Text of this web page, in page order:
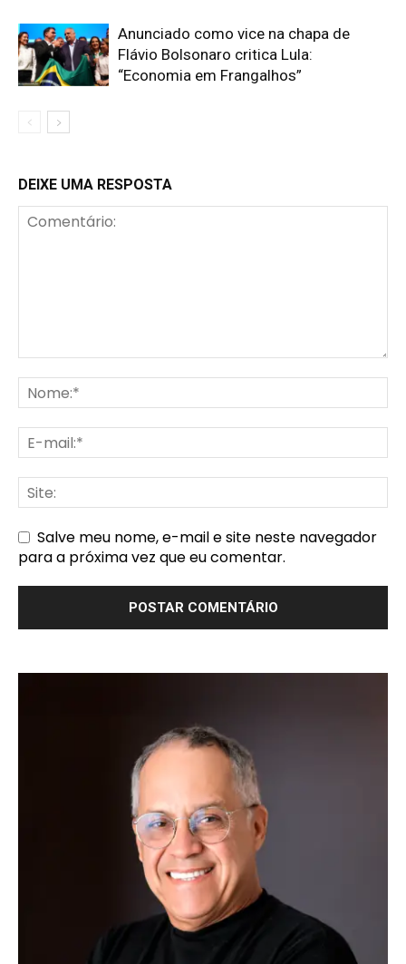
Anunciado como vice na chapa de
Flávio Bolsonaro critica Lula:
“Economia em Frangalhos”
DEIXE UMA RESPOSTA
Salve meu nome, e-mail e site neste navegador
para a próxima vez que eu comentar.